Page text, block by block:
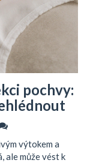
pochvy:
výtokem a
ale může vést k